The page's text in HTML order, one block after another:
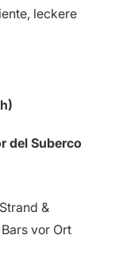
leckere
del Suberco
&
vor Ort